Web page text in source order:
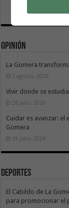
Opinión
La Gomera
2 agosto, 2026
Vivir donde se
26 julio, 2026
Cuidar es avanzar: el
Gomera
19 julio, 2026
Deportes
El Cabildo de La
para promocionar el